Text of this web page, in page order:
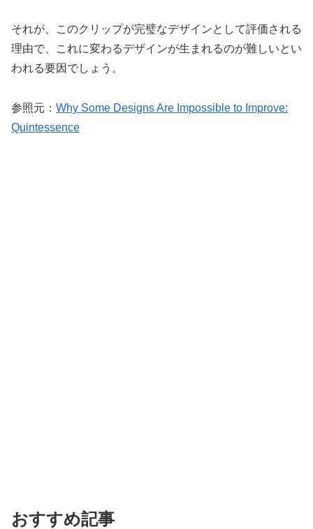
それが、このクリップが完璧なデザインとして評価される
理由で、これに変わるデザインが生まれるのが難しいとい
われる要因でしょう。
参照元： Why Some Designs Are Impossible to Improve:
Quintessence
おすすめ記事